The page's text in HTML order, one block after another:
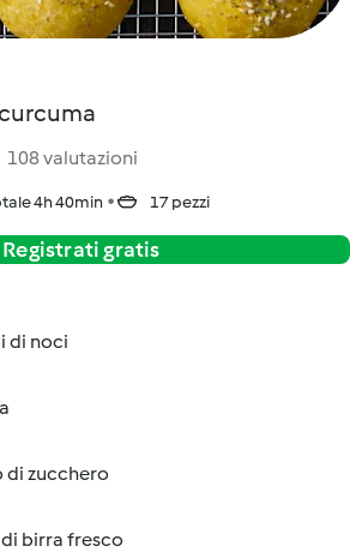
108 valutazioni
4h 40min 17 pezzi
Registrati gratis
di noci
zucchero
birra fresco